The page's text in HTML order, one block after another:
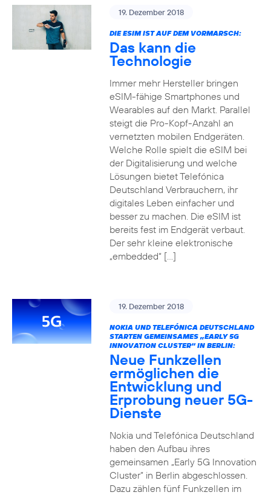
19. Dezember 2018
DIE ESIM IST AUF DEM VORMARSCH:
Das kann die
Technologie
Immer mehr Hersteller bringen
eSIM-fähige Smartphones und
Wearables auf den Markt. Parallel
steigt die Pro-Kopf-Anzahl an
vernetzten mobilen Endgeräten.
Welche Rolle spielt die eSIM bei
der Digitalisierung und welche
Lösungen bietet Telefónica
Deutschland Verbrauchern, ihr
digitales Leben einfacher und
besser zu machen. Die eSIM ist
bereits fest im Endgerät verbaut.
Der sehr kleine elektronische
„embedded“ […]
19. Dezember 2018
NOKIA UND TELEFÓNICA DEUTSCHLAND
STARTEN GEMEINSAMES „EARLY 5G
INNOVATION CLUSTER“ IN BERLIN:
Neue Funkzellen
ermöglichen die
Entwicklung und
Erprobung neuer 5G-
Dienste
Nokia und Telefónica Deutschland
haben den Aufbau ihres
gemeinsamen „Early 5G Innovation
Cluster” in Berlin abgeschlossen.
Dazu zählen fünf Funkzellen im